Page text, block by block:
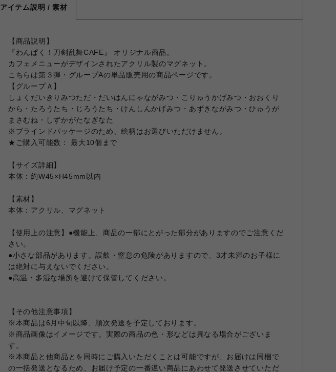
アイテム説明 / 素材
【商品説明】
『わんぱく！刀剣乱舞CAFE』 オリジナル商品。
カフェメニューがデザインされたアクリル製のマグネット。
こちらは第３弾・グループAの単品販売用の商品ページです。
【グループＡ】
しょくだいきりみつただ・だいはんにゃながみつ・こりゅうかげみつ・おおくり
から・たろうたち・じろうたち・けんしんかげみつ・あずきながみつ・ひゅうが
まさむね・しずかがたなぎなた
※ブラインドパッケージのため、絵柄はお選びいただけません。
★ご購入可能数： 最大10個まで
【サイズ詳細】
本体：約W45×H45mm以内
【素材】
本体：アクリル、マグネット
【使用上の注意】●機能上、商品の一部にとがった部分がありますのでご注意くだ
さい。
●小さな部品があります。誤飲・窒息の危険がありますので、3才未満のお子様に
は絶対に与えないでください。
●高温・多湿な場所を避けて保管してください。
【その他注意事項】
※本商品は6月中旬以降、順次発送を予定しております。
※商品画像はイメージです。実際の商品の色・形などは異なる場合がございま
す。
※本商品と他商品とを同時にご購入いただくことは可能ですが、お届けは同梱で
の一括発送となるため、お届け予定の一番遅い商品にあわせて発送させていただ